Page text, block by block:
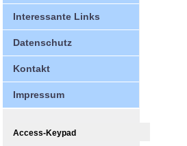
Interessante Links
Datenschutz
Kontakt
Impressum
Access-Keypad